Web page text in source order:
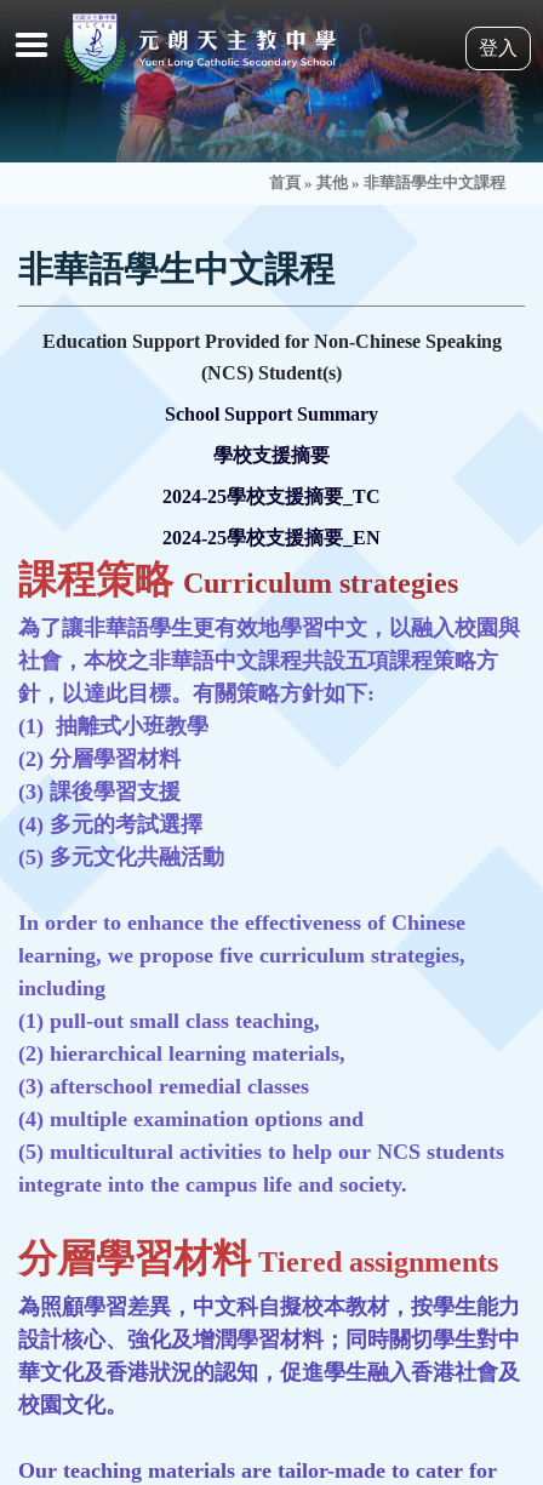
登入
首頁 » 其他» 非華語學生中文課程
非華語學生中文課程
Education Support Provided for Non-Chinese Speaking
(NCS) Student(s)
School Support Summary
學校支援摘要
2024-25學校支援摘要_TC
2024-25學校支援摘要_EN
課程策略 Curriculum strategies
為了讓非華語學生更有效地學習中文，以融入校園與
社會，本校之非華語中文課程共設五項課程策略方
針，以達此目標。有關策略方針如下:
(1) 抽離式小班教學
(2) 分層學習材料
(3) 課後學習支援
(4) 多元的考試選擇
(5) 多元文化共融活動
In order to enhance the effectiveness of Chinese
learning, we propose five curriculum strategies,
including
(1) pull-out small class teaching,
(2) hierarchical learning materials,
(3) afterschool remedial classes
(4) multiple examination options and
(5) multicultural activities to help our NCS students
integrate into the campus life and society.
分層學習材料Tiered assignments
為照顧學習差異，中文科自擬校本教材，按學生能力
設計核心、強化及增潤學習材料；同時關切學生對中
華文化及香港狀況的認知，促進學生融入香港社會及
校園文化。
Our teaching materials are tailor-made to cater for